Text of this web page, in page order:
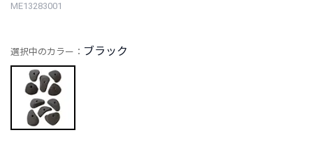
ME13283001
選択中のカラー： ブラック